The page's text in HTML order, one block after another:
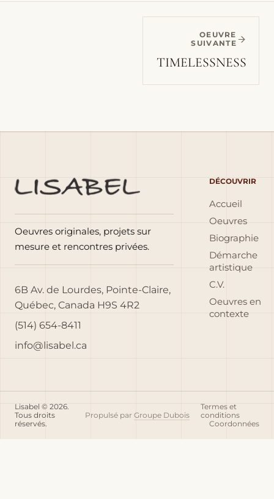
OEUVRE
SUIVANTE
TIMELESSNESS
Oeuvres originales, projets sur
mesure et rencontres privées.
6B Av. de Lourdes, Pointe-Claire,
Québec, Canada H9S 4R2
(514) 654-8411
info@lisabel.ca
DÉCOUVRIR
Accueil
Oeuvres
Biographie
Démarche
artistique
C.V.
Oeuvres en
contexte
Lisabel © 2026.
Tous droits
réservés.
Propulsé par Groupe Dubois
Termes et
conditions
Coordonnées